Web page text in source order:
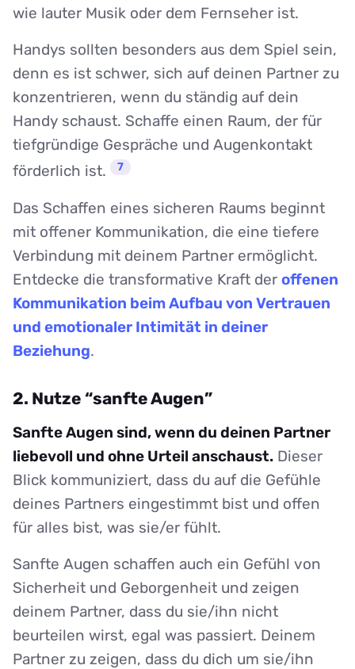
wie lauter Musik oder dem Fernseher ist.
Handys sollten besonders aus dem Spiel sein,
denn es ist schwer, sich auf deinen Partner zu
konzentrieren, wenn du ständig auf dein
Handy schaust. Schaffe einen Raum, der für
tiefgründige Gespräche und Augenkontakt
förderlich ist.
7
Das Schaffen eines sicheren Raums beginnt
mit offener Kommunikation, die eine tiefere
Verbindung mit deinem Partner ermöglicht.
Entdecke die transformative Kraft der offenen
Kommunikation beim Aufbau von Vertrauen
und emotionaler Intimität in deiner
Beziehung.
2. Nutze “sanfte Augen”
Sanfte Augen sind, wenn du deinen Partner
liebevoll und ohne Urteil anschaust. Dieser
Blick kommuniziert, dass du auf die Gefühle
deines Partners eingestimmt bist und offen
für alles bist, was sie/er fühlt.
Sanfte Augen schaffen auch ein Gefühl von
Sicherheit und Geborgenheit und zeigen
deinem Partner, dass du sie/ihn nicht
beurteilen wirst, egal was passiert. Deinem
Partner zu zeigen, dass du dich um sie/ihn